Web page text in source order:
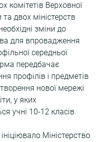
комітетів Верховної
двох міністерств
зміни до
для впровадження
середньої
передбачає
профілів і предметів
нової мережі
у яких
учні 10-12 класів.
Міністерство